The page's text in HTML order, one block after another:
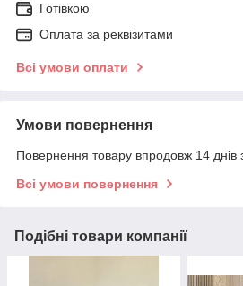
Готівкою
Оплата за реквізитами
Всі умови оплати
Умови повернення
Повернення товару впродовж 14 днів
Всі умови повернення
Подібні товари компанії